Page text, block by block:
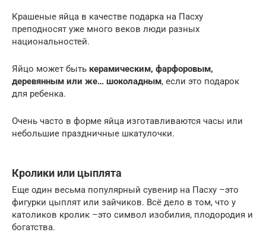
Крашеные яйца в качестве подарка на Пасху
преподносят уже много веков люди разных
национальностей.
Яйцо может быть керамическим, фарфоровым,
деревянным или же… шоколадным, если это подарок
для ребенка.
Очень часто в форме яйца изготавливаются часы или
небольшие праздничные шкатулочки.
Кролики или цыплята
Еще один весьма популярный сувенир на Пасху –это
фигурки цыплят или зайчиков. Всё дело в том, что у
католиков кролик –это символ изобилия, плодородия и
богатства.